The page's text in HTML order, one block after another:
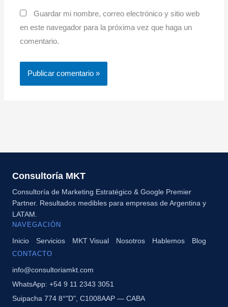
Guardar mi nombre, correo electrónico y sitio web
en este navegador para la próxima vez que haga un
comentario.
Consultoría MKT
Consultoría de Marketing Estratégico & Google Premier
Partner. Resultados medibles para empresas de Argentina y
LATAM.
NAVEGACIÓN
Inicio Servicios MKT Visual Nosotros Hablemos Blog
CONTACTO
info@consultoriamkt.com
WhatsApp: +54 9 11 2343 3051
Suipacha 774 8°"D", C1008AAP — CABA